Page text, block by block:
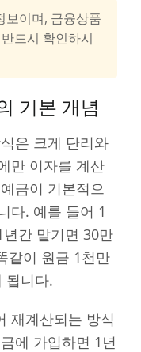
보이며, 금융상품
드시 확인하시
기본 개념
은 크게 단리와
만 이자를 계산
금이 기본적으
다. 예를 들어 1
간 맡기면 30만
같이 원금 1천만
됩니다.
재계산되는 방식
에 가입하면 1년